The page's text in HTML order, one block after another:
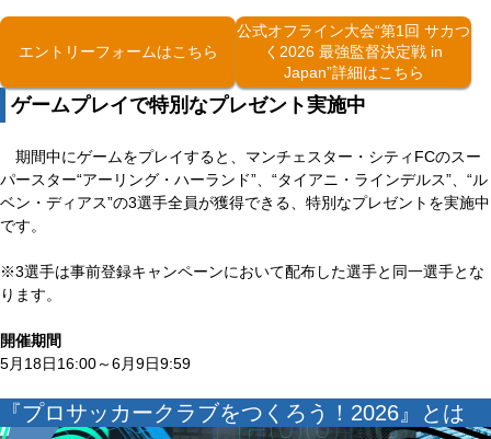
エントリーフォームはこちら
公式オフライン大会“第1回 サカつ
く2026 最強監督決定戦 in
Japan”詳細はこちら
ゲームプレイで特別なプレゼント実施中
期間中にゲームをプレイすると、マンチェスター・シティFCのスー
パースター“アーリング・ハーランド”、“タイアニ・ラインデルス”、“ル
ベン・ディアス”の3選手全員が獲得できる、特別なプレゼントを実施中
です。
※3選手は事前登録キャンペーンにおいて配布した選手と同一選手とな
ります。
開催期間
5月18日16:00～6月9日9:59
『プロサッカークラブをつくろう！2026』とは